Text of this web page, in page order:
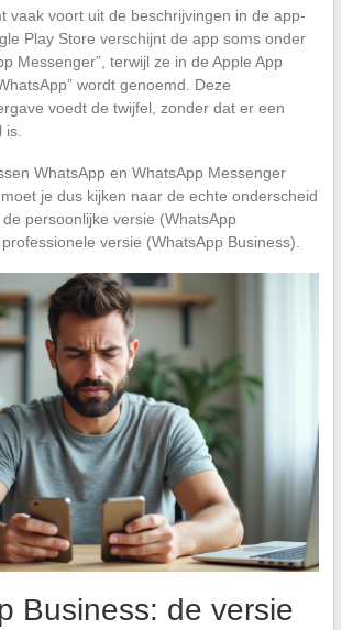
vaak voort uit de beschrijvingen in de app-
Play Store verschijnt de app soms onder
Messenger”, terwijl ze in de Apple App
wordt genoemd. Deze
voedt de twijfel, zonder dat er een
WhatsApp en WhatsApp Messenger
je dus kijken naar de echte onderscheid
persoonlijke versie (WhatsApp
versie (WhatsApp Business).
Business: de versie